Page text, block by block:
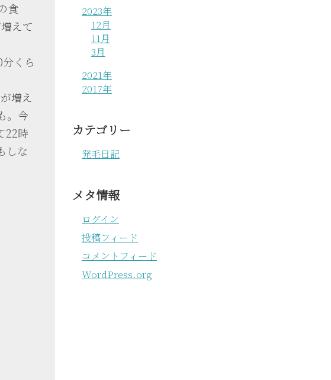
食
えて
くら
増え
。今
22時
しな
2023年
12月
11月
3月
2021年
2017年
カテゴリー
発毛日記
メタ情報
ログイン
投稿フィード
コメントフィード
WordPress.org